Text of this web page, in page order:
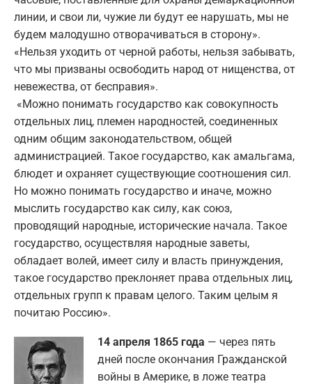
линии, и свои ли, чужие ли будут ее нарушать, мы не
будем малодушно отворачиваться в сторону».
«Нельзя уходить от черной работы, нельзя забывать,
что мы призваны освободить народ от нищенства, от
невежества, от бесправия».
«Можно понимать государство как совокупность
отдельных лиц, племен народностей, соединенных
одним общим законодательством, общей
администрацией. Такое государство, как амальгама,
блюдет и охраняет существующие соотношения сил.
Но можно понимать государство и иначе, можно
мыслить государство как силу, как союз,
проводящий народные, исторические начала. Такое
государство, осуществляя народные заветы,
обладает волей, имеет силу и власть принуждения,
такое государство преклоняет права отдельных лиц,
отдельных групп к правам целого. Таким целым я
почитаю Россию».
14 апреля 1865 года — через пять
дней после окончания Гражданской
войны в Америке, в ложе театра